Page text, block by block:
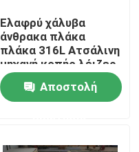
Ελαφρύ χάλυβα
άνθρακα πλάκα
πλάκα 316L Ατσάλινη
μηχανή κοπής λέιζερ
με μεγαλύτερο
Αποστολή